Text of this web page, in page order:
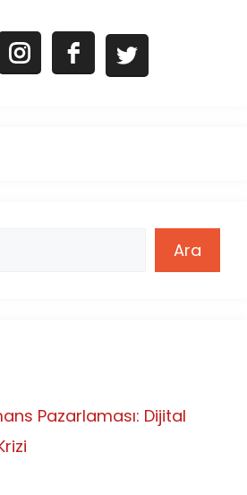
Ara
Pazarlaması: Dijital